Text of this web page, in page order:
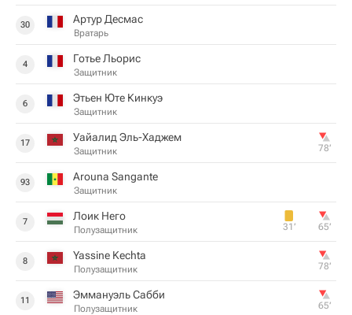
30 Артур Десмас
Вратарь
4 Готье Льорис
Защитник
6 Этьен Юте Кинкуэ
Защитник
17 Уайалид Эль-Хаджем
Защитник 78‎’‎
93 Arouna Sangante
Защитник
7 Лоик Него
Полузащитник 31‎’‎ 65‎’‎
8 Yassine Kechta
Полузащитник 78‎’‎
11 Эммануэль Сабби
Полузащитник 65‎’‎